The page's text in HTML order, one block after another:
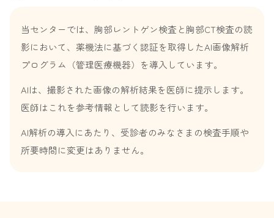
当センターでは、胸部レントゲン検査と胸部CT検査の読
影において、薬機法に基づく認証を取得したAI画像解析
プログラム（管理医療機器）を導入しています。
AIは、撮影された画像の解析結果を医師に提示します。
医師はこれを参考情報として読影を行います。
AI解析の導入にあたり、受診者のみなさまの検査手順や
所要時間に変更はありません。